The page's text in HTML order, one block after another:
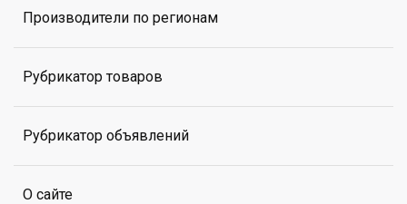
Производители по регионам
Рубрикатор товаров
Рубрикатор объявлений
О сайте